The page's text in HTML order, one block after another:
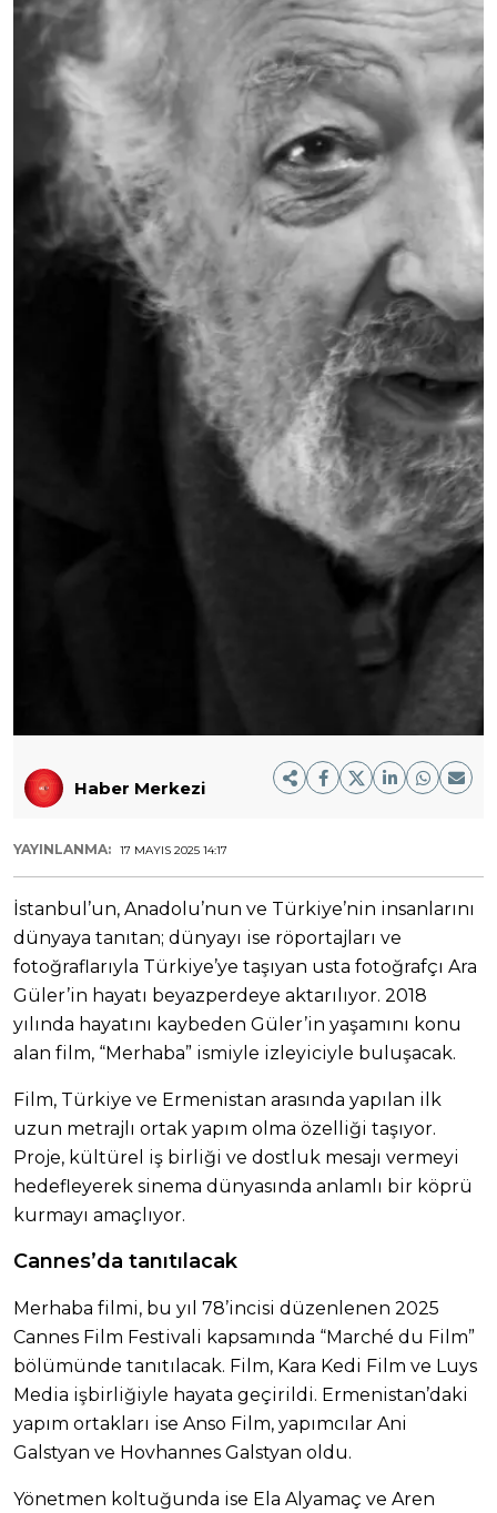
Haber Merkezi
YAYINLANMA: 17 MAYIS 2025 14:17
İstanbul’un, Anadolu’nun ve Türkiye’nin insanlarını
dünyaya tanıtan; dünyayı ise röportajları ve
fotoğraflarıyla Türkiye’ye taşıyan usta fotoğrafçı Ara
Güler’in hayatı beyazperdeye aktarılıyor. 2018
yılında hayatını kaybeden Güler’in yaşamını konu
alan film, “Merhaba” ismiyle izleyiciyle buluşacak.
Film, Türkiye ve Ermenistan arasında yapılan ilk
uzun metrajlı ortak yapım olma özelliği taşıyor.
Proje, kültürel iş birliği ve dostluk mesajı vermeyi
hedefleyerek sinema dünyasında anlamlı bir köprü
kurmayı amaçlıyor.
Cannes’da tanıtılacak
Merhaba filmi, bu yıl 78’incisi düzenlenen 2025
Cannes Film Festivali kapsamında “Marché du Film”
bölümünde tanıtılacak. Film, Kara Kedi Film ve Luys
Media işbirliğiyle hayata geçirildi. Ermenistan’daki
yapım ortakları ise Anso Film, yapımcılar Ani
Galstyan ve Hovhannes Galstyan oldu.
Yönetmen koltuğunda ise Ela Alyamaç ve Aren